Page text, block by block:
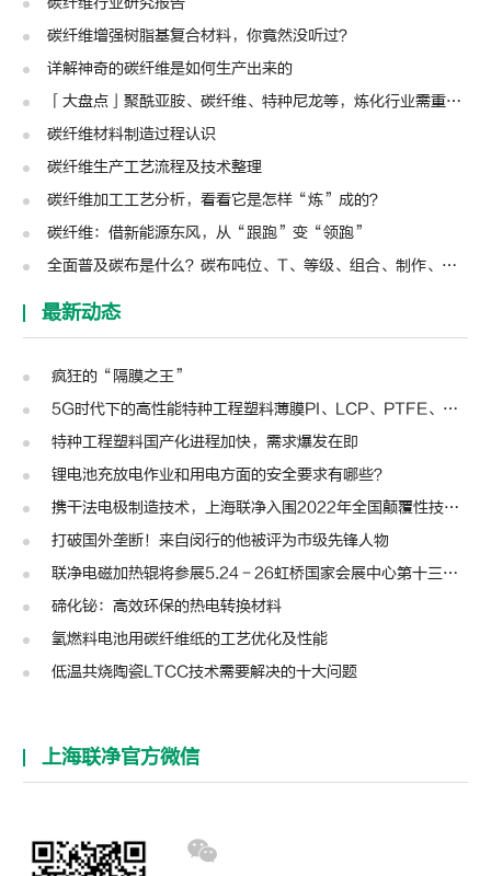
碳纤维增强树脂基复合材料，你竟然没听过？
详解神奇的碳纤维是如何生产出来的
「大盘点」聚酰亚胺、碳纤维、特种尼龙等，炼化行业需重点关注这10种化工新材料
碳纤维材料制造过程认识
碳纤维生产工艺流程及技术整理
碳纤维加工工艺分析，看看它是怎样“炼”成的？
碳纤维：借新能源东风，从“跟跑”变“领跑”
全面普及碳布是什么？碳布吨位、T、等级、组合、制作、钓竿设计
最新动态
疯狂的“隔膜之王”
5G时代下的高性能特种工程塑料薄膜PI、LCP、PTFE、PPS、PEEK、PEN
特种工程塑料国产化进程加快，需求爆发在即
锂电池充放电作业和用电方面的安全要求有哪些？
携干法电极制造技术，上海联净入围2022年全国颠覆性技术创新大赛
打破国外垄断！来自闵行的他被评为市级先锋人物
联净电磁加热辊将参展5.24－26虹桥国家会展中心第十三届模切展
碲化铋：高效环保的热电转换材料
氢燃料电池用碳纤维纸的工艺优化及性能
低温共烧陶瓷LTCC技术需要解决的十大问题
上海联净官方微信